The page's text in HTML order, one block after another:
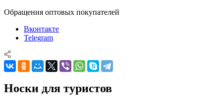
Обращения оптовых покупателей
Вконтакте
Telegram
Носки для туристов